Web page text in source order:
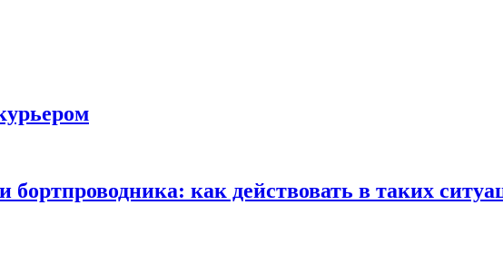
бортпроводника: как действовать в таких